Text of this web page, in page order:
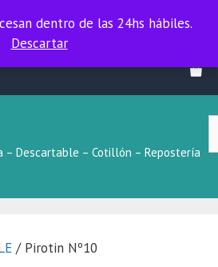
dentro de las 24hs hábiles.
dentro de las 24hs hábiles.
Descartar
– Descartable – Cotillón – Repostería
/ Pirotin Nº10